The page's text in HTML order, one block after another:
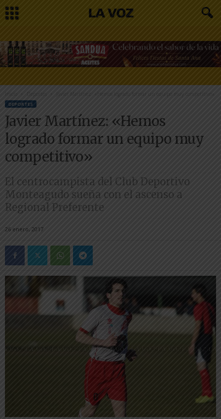
Inicio Javier Martínez: «Hemos logrado formar un equipo muy competitivo»
DEPORTES
Javier Martínez: «Hemos
logrado formar un equipo muy
competitivo»
El centrocampista del Club Deportivo
Monteagudo sueña con el ascenso a
Regional Preferente
26 enero, 2017